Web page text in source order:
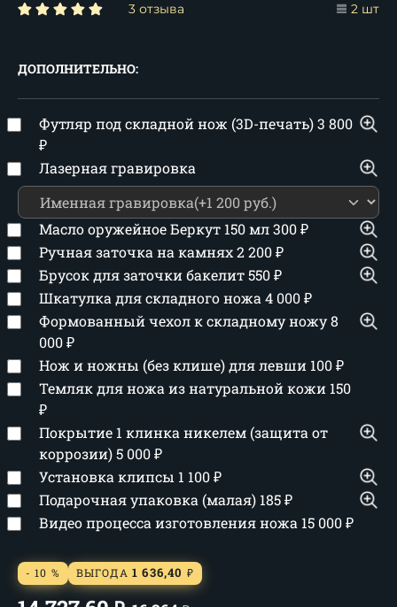
3 отзыва 2 шт
ДОПОЛНИТЕЛЬНО:
Футляр под складной нож (3D-печать)3 800
₽
Лазерная гравировка
Масло оружейное Беркут 150 мл300₽
Ручная заточка на камнях2 200₽
Брусок для заточки бакелит550₽
Шкатулка для складного ножа 4 000₽
Формованный чехол к складному ножу8
000₽
Нож и ножны (без клише) для левши 100₽
Темляк для ножа из натуральной кожи 150
₽
Покрытие 1 клинка никелем (защита от
коррозии)5 000₽
Установка клипсы 1 100₽
Подарочная упаковка (малая) 185₽
Видео процесса изготовления ножа 15 000₽
- 10 % ВЫГОДА 1 636,40 ₽